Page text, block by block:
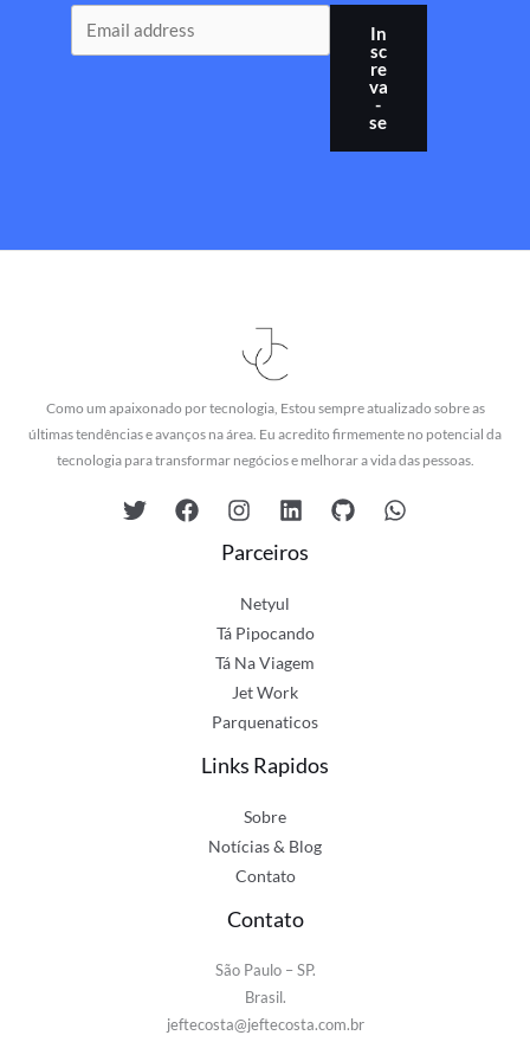
In
sc
re
va
-
se
Como um apaixonado por tecnologia, Estou sempre atualizado sobre as
últimas tendências e avanços na área. Eu acredito firmemente no potencial da
tecnologia para transformar negócios e melhorar a vida das pessoas.
Parceiros
Netyul
Tá Pipocando
Tá Na Viagem
Jet Work
Parquenaticos
Links Rapidos
Sobre
Notícias & Blog
Contato
Contato
São Paulo – SP.
Brasil.
jeftecosta@jeftecosta.com.br